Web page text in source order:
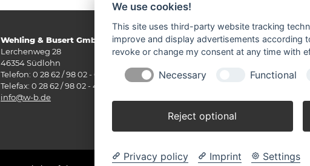
Wehling & Busert GmbH
Lerchenweg 28
46354 Südlohn
Telefon: 0 28 62 / 98 02 - 0
Telefax: 0 28 62 / 98 02 - 420
info@w-b.de
Öffnungszeiten:
Montag - Freitag
We use cookies!
This site uses third-party website tracking
improve and display advertisements according
revoke or change my consent at any time with
Necessary Functional
Reject optional
Privacy policy Imprint Settings